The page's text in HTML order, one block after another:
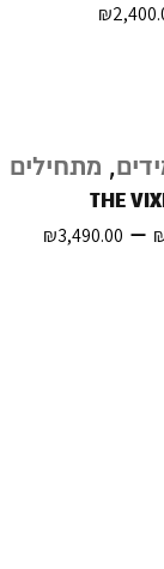
₪
, מתחילים
THE
–
₪3,490.00